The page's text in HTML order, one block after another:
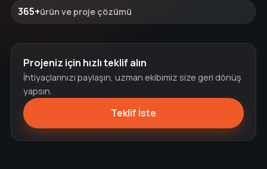
365+ürün ve proje çözümü
Projeniz için hızlı teklif alın
İhtiyaçlarınızı paylaşın, uzman ekibimiz size geri dönüş
yapsın.
Teklif İste